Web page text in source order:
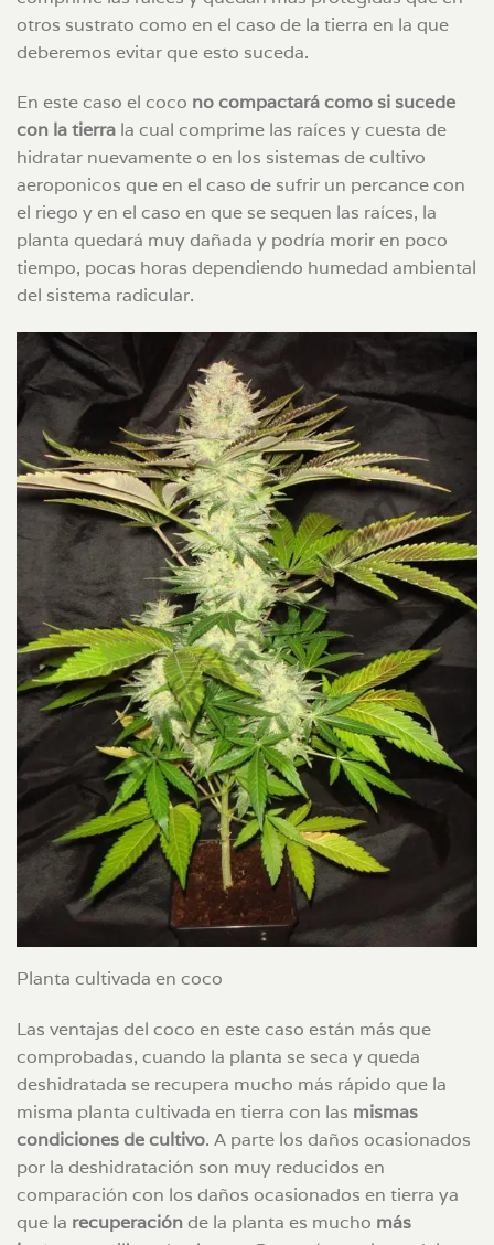
otros sustrato como en el caso de la tierra en la que
deberemos evitar que esto suceda.
En este caso el coco no compactará como si sucede
con la tierra la cual comprime las raíces y cuesta de
hidratar nuevamente o en los sistemas de cultivo
aeroponicos que en el caso de sufrir un percance con
el riego y en el caso en que se sequen las raíces, la
planta quedará muy dañada y podría morir en poco
tiempo, pocas horas dependiendo humedad ambiental
del sistema radicular.
Planta cultivada en coco
Las ventajas del coco en este caso están más que
comprobadas, cuando la planta se seca y queda
deshidratada se recupera mucho más rápido que la
misma planta cultivada en tierra con las mismas
condiciones de cultivo. A parte los daños ocasionados
por la deshidratación son muy reducidos en
comparación con los daños ocasionados en tierra ya
que la recuperaciónde la planta es mucho más